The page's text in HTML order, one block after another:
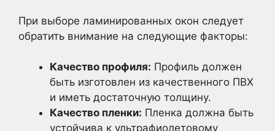
При выборе ламинированных окон следует
обратить внимание на следующие факторы:
Качество профиля: Профиль должен
быть изготовлен из качественного ПВХ
и иметь достаточную толщину.
Качество пленки: Пленка должна быть
устойчива к ультрафиолетовому